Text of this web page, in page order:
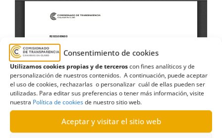
Consentimiento de cookies
Utilizamos cookies propias y de terceroscon fines analíticos y de
personalización de nuestros contenidos. A continuación, puede aceptar
el uso de cookies, rechazarlas o personalizar cuál de ellas pueden ser
utilizadas. Para editar sus preferencias o tener más información, visite
nuestra Política de cookiesde nuestro sitio web.
Aceptar y visitar el sitio web